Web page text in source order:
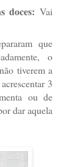
doces: Vai
que
o
tiverem a
3
ou de
dar aquela